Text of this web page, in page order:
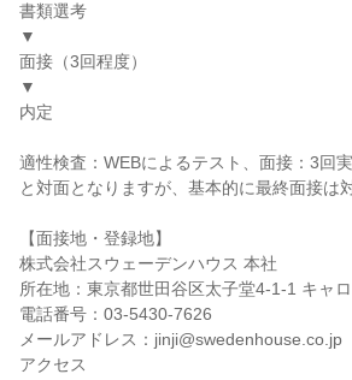
書類選考
▼
面接（3回程度）
▼
内定
適性検査：WEBによるテスト、面接：3回
と対面となりますが、基本的に最終面接は
【面接地・登録地】
株式会社スウェーデンハウス 本社
所在地：東京都世田谷区太子堂4-1-1 キャ
電話番号：03-5430-7626
メールアドレス：jinji@swedenhouse.co.jp
アクセス